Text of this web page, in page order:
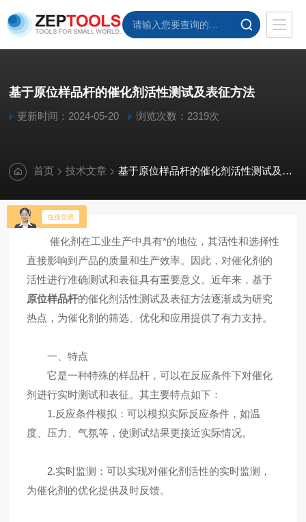
基于原位样品杆的催化剂活性测试及表征方法
更新时间：2024-05-20 浏览次数：2319次
首页 技术文章 基于原位样品杆的催化剂活性测试及表征方法
催化剂在工业生产中具有*的地位，其活性和选择性
直接影响到产品的质量和生产效率。因此，对催化剂的
活性进行准确测试和表征具有重要意义。近年来，基于
原位样品杆的催化剂活性测试及表征方法逐渐成为研究
热点，为催化剂的筛选、优化和应用提供了有力支持。
一、特点
它是一种特殊的样品杆，可以在反应条件下对催化
剂进行实时测试和表征。其主要特点如下：
1.反应条件模拟：可以模拟实际反应条件，如温
度、压力、气氛等，使测试结果更接近实际情况。
2.实时监测：可以实现对催化剂活性的实时监测，
为催化剂的优化提供及时反馈。